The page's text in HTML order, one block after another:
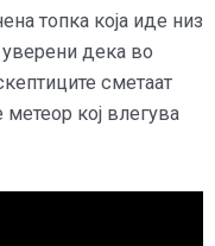
топка која иде низ
уверени дека во
сметаат
кој влегува